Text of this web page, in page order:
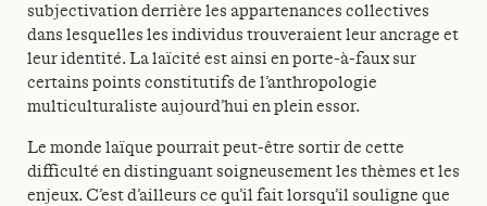
subjectivation derrière les appartenances collectives
dans lesquelles les individus trouveraient leur ancrage et
leur identité. La laïcité est ainsi en porte-à-faux sur
certains points constitutifs de l’anthropologie
multiculturaliste aujourd’hui en plein essor.
Le monde laïque pourrait peut-être sortir de cette
difficulté en distinguant soigneusement les thèmes et les
enjeux. C’est d’ailleurs ce qu’il fait lorsqu’il souligne que